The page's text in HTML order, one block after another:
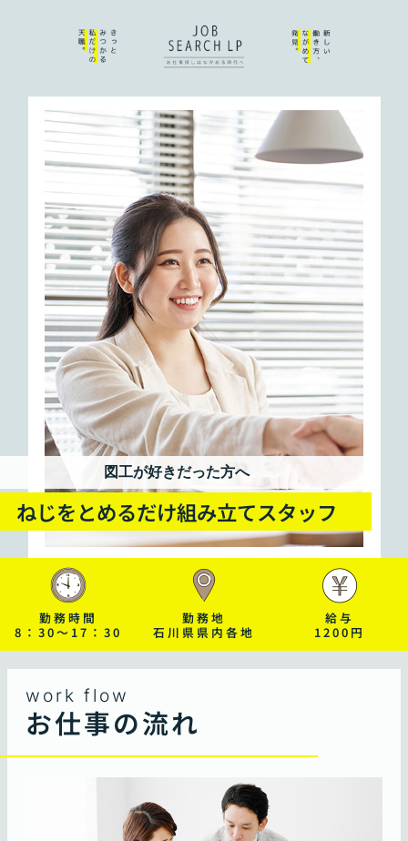
図工が好きだった方へ
ねじをとめるだけ組み立てスタッフ
勤務時間
8：30～17：30
勤務地
石川県県内各地
給与
1200円
work flow
お仕事の流れ